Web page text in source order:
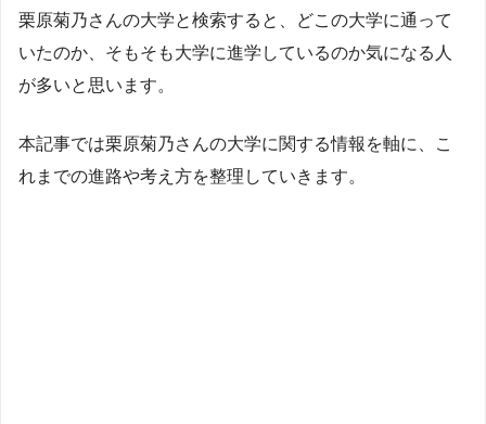
栗原菊乃さんの大学と検索すると、どこの大学に通って
いたのか、そもそも大学に進学しているのか気になる人
が多いと思います。
本記事では栗原菊乃さんの大学に関する情報を軸に、こ
れまでの進路や考え方を整理していきます。